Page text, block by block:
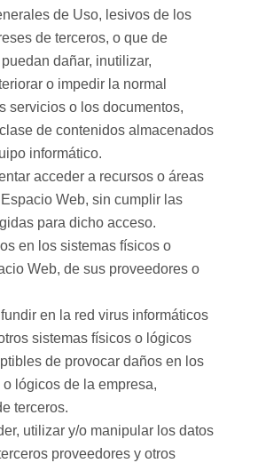
de Uso, lesivos de los
de terceros, o que de
dañar, inutilizar,
o impedir la normal
servicios o los documentos,
de contenidos almacenados
informático.
acceder a recursos o áreas
Web, sin cumplir las
para dicho acceso.
en los sistemas físicos o
Web, de sus proveedores o
en la red virus informáticos
sistemas físicos o lógicos
de provocar daños en los
lógicos de la empresa,
terceros.
utilizar y/o manipular los datos
proveedores y otros